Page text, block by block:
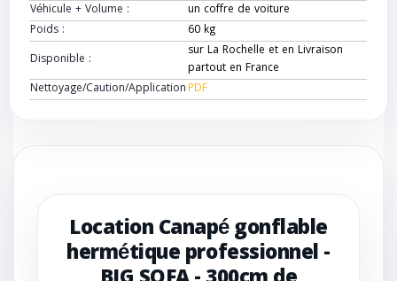
Véhicule + Volume :
un coffre de voiture
Poids :
60 kg
Disponible :
sur La Rochelle et en Livraison
partout en France
Nettoyage/Caution/ApplicationPDF
Location Canapé gonflable
hermétique professionnel -